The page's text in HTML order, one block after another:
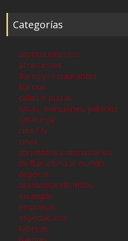
Categorías
acontecimientos
atracciones
bares y restaurantes
barrios
calles o plazas
casas, mansiones, palacios
catalunya
cine / tv
cines
conventos y monasterios
de Barcelona al mundo
deporte
desmontando mitos
eixample
empresas
espectáculos
fabricas